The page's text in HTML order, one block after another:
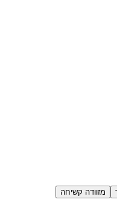
מזוודה קשיחה